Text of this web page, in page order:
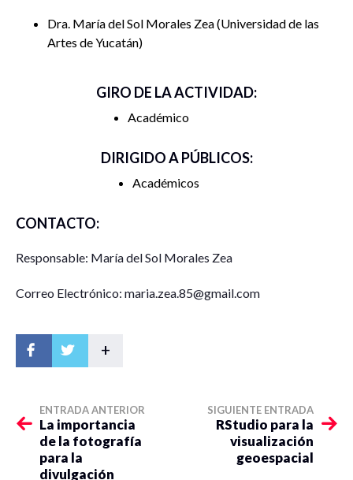
Dra. María del Sol Morales Zea Universidad de las
Artes de Yucatán
GIRO DE LA ACTIVIDAD:
Académico
DIRIGIDO A PÚBLICOS:
Académicos
CONTACTO:
Responsable: María del Sol Morales Zea
Correo Electrónico: maria.zea.85@gmail.com
+
ENTRADA ANTERIOR
La importancia
de la fotografía
para la
divulgación
SIGUIENTE ENTRADA
RStudio para la
visualización
geoespacial